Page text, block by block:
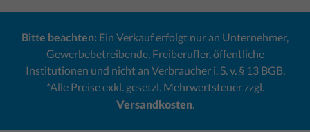
Bitte beachten: Ein Verkauf erfolgt nur an Unternehmer,
Gewerbebetreibende, Freiberufler, öffentliche
Institutionen und nicht an Verbraucher i. S. v. § 13 BGB.
*Alle Preise exkl. gesetzl. Mehrwertsteuer zzgl.
Versandkosten.